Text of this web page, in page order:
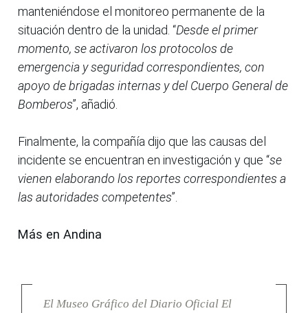
manteniéndose el monitoreo permanente de la
situación dentro de la unidad. “Desde el primer
momento, se activaron los protocolos de
emergencia y seguridad correspondientes, con
apoyo de brigadas internas y del Cuerpo General de
Bomberos”, añadió.
Finalmente, la compañía dijo que las causas del
incidente se encuentran en investigación y que “se
vienen elaborando los reportes correspondientes a
las autoridades competentes”.
Más en Andina
El Museo Gráfico del Diario Oficial El